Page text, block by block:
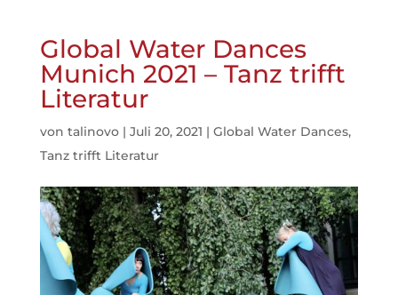
Global Water Dances
Munich 2021 – Tanz trifft
Literatur
von talinovo| Juli 20, 2021 | Global Water Dances,
Tanz trifft Literatur